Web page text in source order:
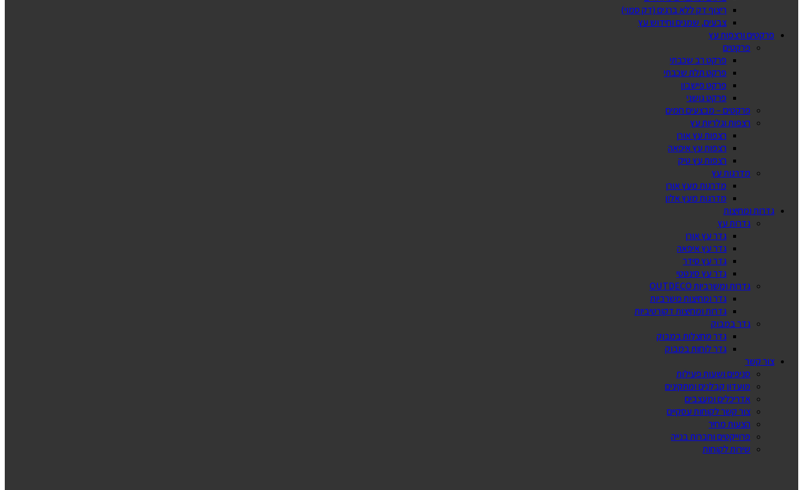
ריצוף דק ללא ברגים (דק סמוי)
צבעים, שמנים וחידוש עץ
פרקטים ורצפות עץ
פרקטים
פרקט רב שכבתי
פרקט תלת שכבתי
פרקט פישבון
פרקט גושני
פרקטים – מבצעים חמים
רצפות וגלריות עץ
רצפות עץ אורן
רצפות עץ איפאה
רצפות עץ טיק
מדרגות עץ
מדרגות מעץ אורן
מדרגות מעץ אלון
גדרות ומחיצות
גדרות עץ
גדר עץ אורן
גדר עץ איפאה
גדר עץ סידר
גדר עץ סינטטי
גדרות ומשרביות OUTDECO
גדר ומחיצות משרביות
גדרות ומחיצות דקורטיביות
גדר במבוק
גדר מחצלות במבוק
גדר לוחות במבוק
צור קשר
סניפים ושעות פעילות
מועדון קבלנים ומתקינים
אדריכלים ומעצבים
צור קשר לקוחות עסקיים
הצעות מחיר
פרוייקטים וחברות בנייה
שירות לקוחות